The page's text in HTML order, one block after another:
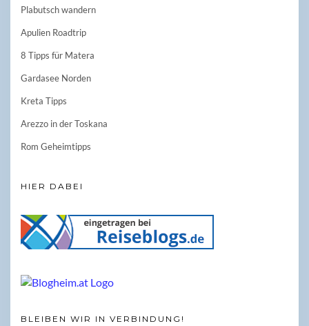
Plabutsch wandern
Apulien Roadtrip
8 Tipps für Matera
Gardasee Norden
Kreta Tipps
Arezzo in der Toskana
Rom Geheimtipps
HIER DABEI
BLEIBEN WIR IN VERBINDUNG!